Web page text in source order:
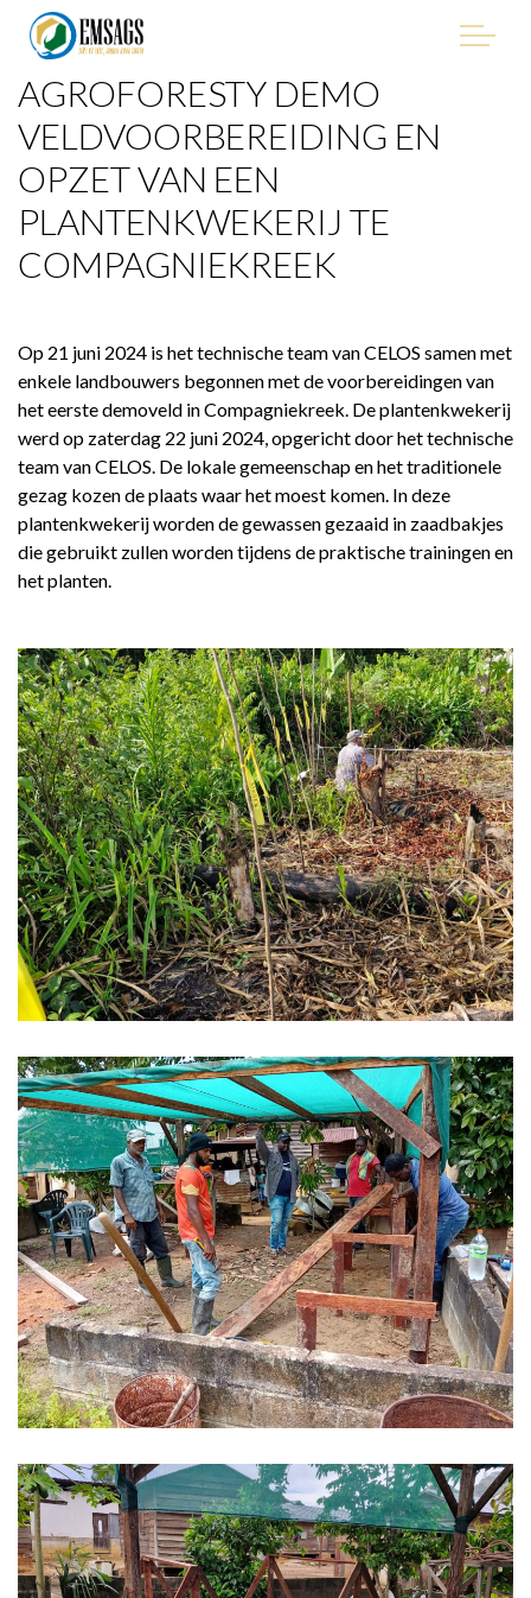
"Improving Environmental Management in the Mining
Sector of Suriname, with Emphasis on Artisanal and Small-
Scale Gold Mining (ASGM)" - EMSAGS Project
WIE WE ZIJN
WIE IS BETROKKEN
PROCUREMENT
REGIONAL CONFERENCE
NIEUWS
CONTACT
NL
AGROFORESTY DEMO
VELDVOORBEREIDING EN
OPZET VAN EEN
PLANTENKWEKERIJ TE
COMPAGNIEKREEK
Op 21 juni 2024 is het technische team van CELOS samen met
enkele landbouwers begonnen met de voorbereidingen van
het eerste demoveld in Compagniekreek. De plantenkwekerij
werd op zaterdag 22 juni 2024, opgericht door het technische
team van CELOS. De lokale gemeenschap en het traditionele
gezag kozen de plaats waar het moest komen. In deze
plantenkwekerij worden de gewassen gezaaid in zaadbakjes
die gebruikt zullen worden tijdens de praktische trainingen en
het planten.